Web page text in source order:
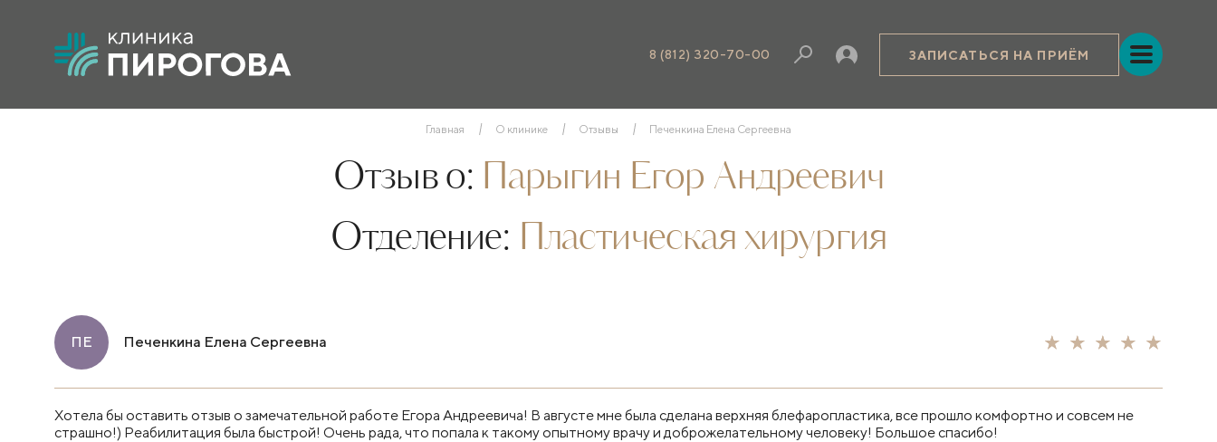
8 (812) 320-70-00 ЗАПИСАТЬСЯ НА ПРИЁМ
Главная О клинике Отзывы Печенкина Елена Сергеевна
Отзыв о: Парыгин Егор Андреевич
Отделение: Пластическая хирургия
ПЕ Печенкина Елена Сергеевна
Хотела бы оставить отзыв о замечательной работе Егора Андреевича! В августе мне была сделана верхняя блефаропластика, все прошло комфортно и совсем не
страшно!) Реабилитация была быстрой! Очень рада, что попала к такому опытному врачу и доброжелательному человеку! Большое спасибо!